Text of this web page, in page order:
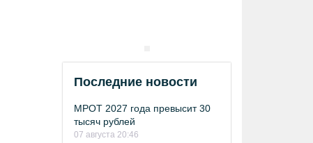
Последние новости
МРОТ 2027 года превысит 30
тысяч рублей
07 августа 20:46